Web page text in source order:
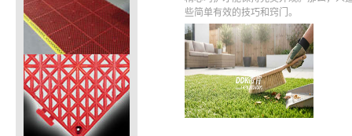
些简单有效的技巧和窍门。